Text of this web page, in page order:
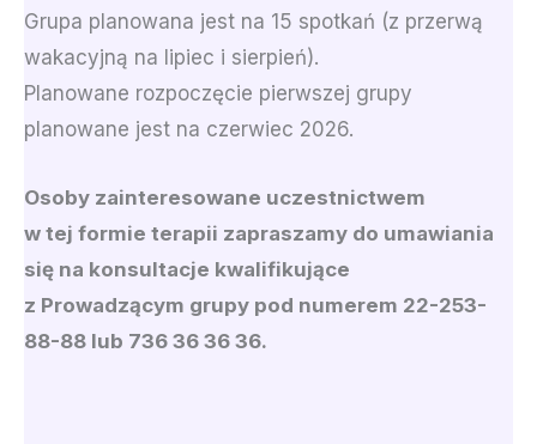
Grupa planowana jest na 15 spotkań (z przerwą
wakacyjną na lipiec i sierpień).
Planowane rozpoczęcie pierwszej grupy
planowane jest na czerwiec 2026.
Osoby zainteresowane uczestnictwem
w tej formie terapii zapraszamy do umawiania
się na konsultacje kwalifikujące
z Prowadzącym grupy pod numerem 22-253-
88-88 lub 736 36 36 36.